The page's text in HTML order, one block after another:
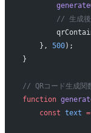
// 生成後
    },
500);
}
// QRコード生成関
function
    const
text =